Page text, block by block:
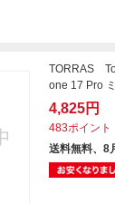
TORRAS
one 17 Pro
4,825円
483ポイント
送料無料、8